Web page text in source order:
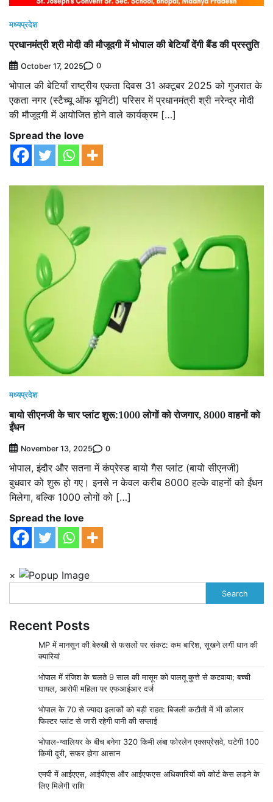
मध्यप्रदेश
प्रधानमंत्री श्री मोदी की मौजूदगी में भोपाल की बेटियाँ देंगी बैंड की प्रस्तुति
October 17, 2025 0
भोपाल की बेटियाँ राष्ट्रीय एकता दिवस 31 अक्टूबर 2025 को गुजरात के
एकता नगर (स्टैच्यू ऑफ यूनिटी) परिसर में प्रधानमंत्री श्री नरेन्द्र मोदी
की मौजूदगी में आयोजित होने वाले कार्यक्रम […]
Spread the love
मध्यप्रदेश
बायो सीएनजी के चार प्लांट शुरू:1000 लोगों को रोजगार, 8000 वाहनों को
ईंधन
November 13, 2025 0
भोपाल, इंदौर और सतना में कंप्रेस्ड बायो गैस प्लांट (बायो सीएनजी)
बुधवार को शुरू हो गए। इनसे न केवल करीब 8000 हल्के वाहनों को ईंधन
मिलेगा, बल्कि 1000 लोगों को […]
Spread the love
×
Search
Recent Posts
MP में मानसून की बेरुखी से फसलों पर संकट: कम बारिश, सूखने लगीं धान की
क्यारियां
भोपाल में रंजिश के चलते 9 साल की मासूम को पालतू कुत्ते से कटवाया; बच्ची
घायल, आरोपी महिला पर एफआईआर दर्ज
भोपाल के 70 से ज्यादा इलाकों को बड़ी राहत: बिजली कटौती में भी कोलार
फिल्टर प्लांट से जारी रहेगी पानी की सप्लाई
भोपाल-ग्वालियर के बीच बनेगा 320 किमी लंबा फोरलेन एक्सप्रेसवे, घटेगी 100
किमी दूरी, सफर होगा आसान
एमपी में आईएएस, आईपीएस और आईएफएस अधिकारियों को कोर्ट केस लड़ने के
लिए मिलेगी राशि